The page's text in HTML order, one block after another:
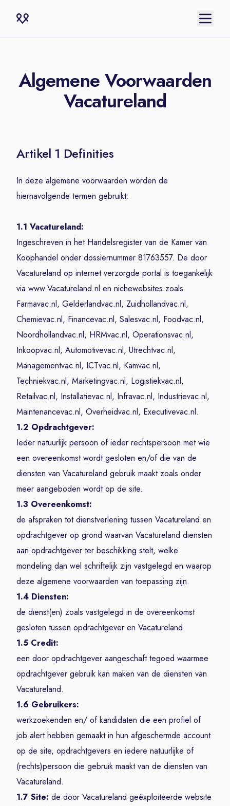
Algemene Voorwaarden
Vacatureland
Artikel 1 Definities
In deze algemene voorwaarden worden de
hiernavolgende termen gebruikt:
1.1 Vacatureland:
Ingeschreven in het Handelsregister van de Kamer van
Koophandel onder dossiernummer 81763557. De door
Vacatureland op internet verzorgde portal is toegankelijk
via www.Vacatureland.nl en nichewebsites zoals
Farmavac.nl, Gelderlandvac.nl, Zuidhollandvac.nl,
Chemievac.nl, Financevac.nl, Salesvac.nl, Foodvac.nl,
Noordhollandvac.nl, HRMvac.nl, Operationsvac.nl,
Inkoopvac.nl, Automotivevac.nl, Utrechtvac.nl,
Managementvac.nl, ICTvac.nl, Kamvac.nl,
Techniekvac.nl, Marketingvac.nl, Logistiekvac.nl,
Retailvac.nl, Installatievac.nl, Infravac.nl, Industrievac.nl,
Maintenancevac.nl, Overheidvac.nl, Executivevac.nl.
1.2 Opdrachtgever:
Ieder natuurlijk persoon of ieder rechtspersoon met wie
een overeenkomst wordt gesloten en/of die van de
diensten van Vacatureland gebruik maakt zoals onder
meer aangeboden wordt op de site.
1.3 Overeenkomst:
de afspraken tot dienstverlening tussen Vacatureland en
opdrachtgever op grond waarvan Vacatureland diensten
aan opdrachtgever ter beschikking stelt, welke
mondeling dan wel schriftelijk zijn vastgelegd en waarop
deze algemene voorwaarden van toepassing zijn.
1.4 Diensten:
de dienst(en) zoals vastgelegd in de overeenkomst
gesloten tussen opdrachtgever en Vacatureland.
1.5 Credit:
een door opdrachtgever aangeschaft tegoed waarmee
opdrachtgever gebruik kan maken van de diensten van
Vacatureland.
1.6 Gebruikers:
werkzoekenden en/ of kandidaten die een profiel of
job alert hebben gemaakt in hun afgeschermde account
op de site, opdrachtgevers en iedere natuurlijke of
(rechts)persoon die gebruik maakt van de diensten van
Vacatureland.
1.7 Site: de door Vacatureland geëxploiteerde website